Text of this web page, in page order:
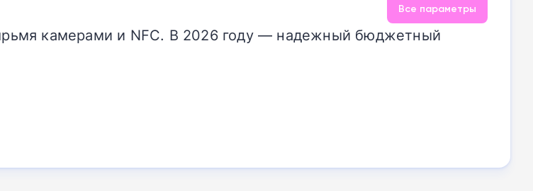
Все параметры
камерами и NFC. В 2026 году — надежный бюджетный